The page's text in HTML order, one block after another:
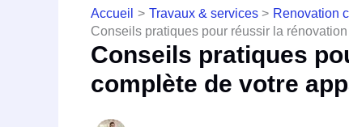
Accueil Travaux & services
Renovation
Conseils pratiques pour réussir la
Conseils pratiques
complète de votre